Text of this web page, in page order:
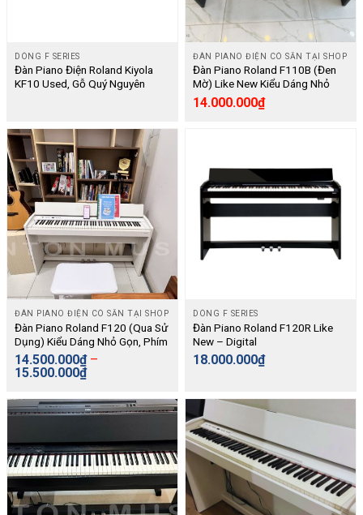
DÒNG F SERIES
Đàn Piano Điện Roland Kiyola
KF10 Used, Gỗ Quý Nguyên
ĐÀN PIANO ĐIỆN CÓ SẴN TẠI SHOP
Đàn Piano Roland F110B (Đen
Mờ) Like New Kiểu Dáng Nhỏ
Gọn Hiện Đại – Digital
14.000.000₫
ĐÀN PIANO ĐIỆN CÓ SẴN TẠI SHOP
Đàn Piano Roland F120 (Qua Sử
Dụng) Kiểu Dáng Nhỏ Gọn, Phím
Phủ Ngà – Digital
14.500.000₫–
15.500.000₫
DÒNG F SERIES
Đàn Piano Roland F120R Like
New – Digital
18.000.000₫